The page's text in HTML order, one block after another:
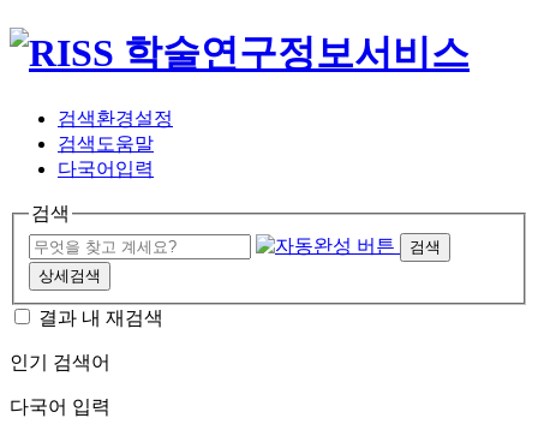
검색환경설정
검색도움말
다국어입력
검색
검색
상세검색
결과 내 재검색
인기 검색어
다국어 입력